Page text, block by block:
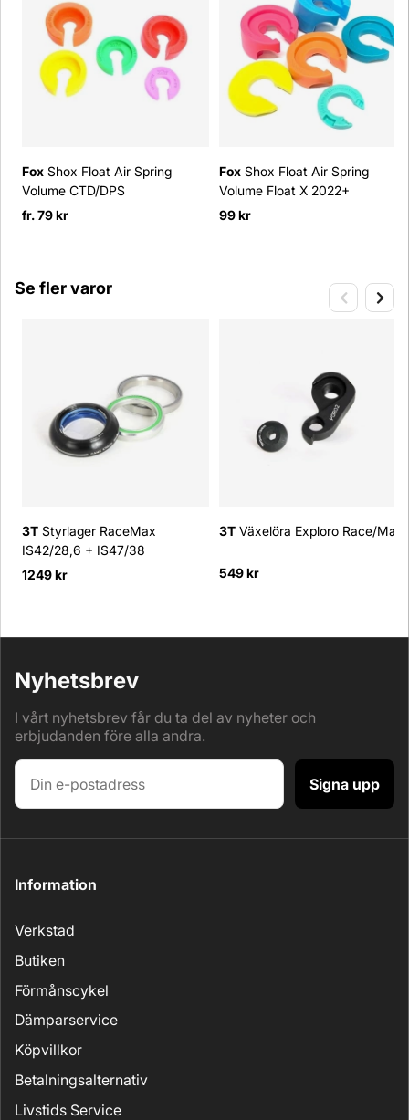
Fox Shox Float Air Spring
Volume CTD/DPS
fr. 79 kr
Fox Shox Float Air Spring
Volume Float X 2022+
99 kr
Se fler varor
3T Styrlager RaceMax
IS42/28,6 + IS47/38
1249 kr
3T Växelöra Exploro Race/Max
549 kr
Nyhetsbrev
I vårt nyhetsbrev får du ta del av nyheter och
erbjudanden före alla andra.
Signa upp
Information
Verkstad
Butiken
Förmånscykel
Dämparservice
Köpvillkor
Betalningsalternativ
Livstids Service